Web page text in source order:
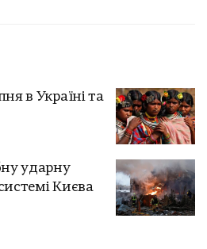
в Україні та
ударну
Києва